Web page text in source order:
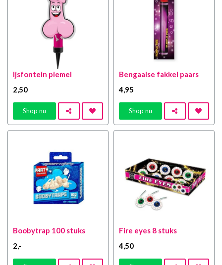
Ijsfontein piemel
2 ,50
Shop nu
Bengaalse fakkel paars
4 ,95
Shop nu
Boobytrap 100 stuks
2 ,-
Fire eyes 8 stuks
4 ,50